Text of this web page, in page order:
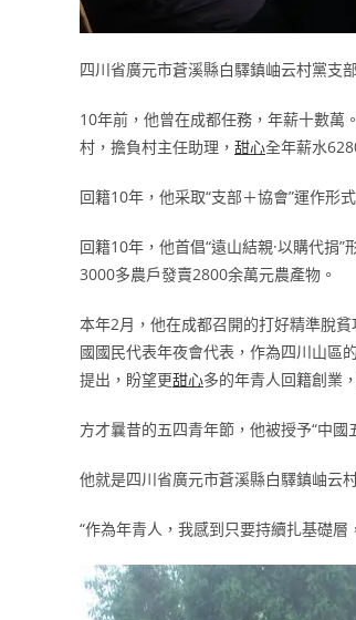
四川省廣元市蒼溪縣白驛鎮岫云村黨支
10年前，他曾在成都任務，年薪十數
村，擔負村主任助理， 甜心全年薪水
回籍10年，他采取“支部＋協會”運作形
回籍10年，他首倡“遠山結親·以購代捐
3000多農戶發賣2800余萬元農產物。
本年2月，他在成都召開的打好精準脫
國國民代表年夜會代表，作為四川山區
提出，盼望更甜心多的年青人回籍創業
方才曩昔的五四青年節，他被授予“中
他就是四川省廣元市蒼溪縣白驛鎮岫云
“作為年青人，我感到只要持續扎基礎